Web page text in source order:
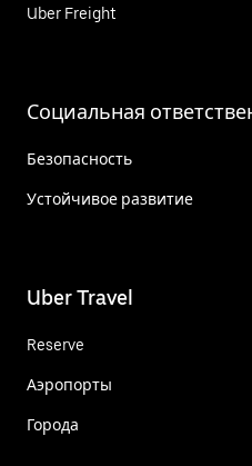
Uber Freight
Социальная
Безопасность
Устойчивое развитие
Uber Travel
Reserve
Аэропорты
Города